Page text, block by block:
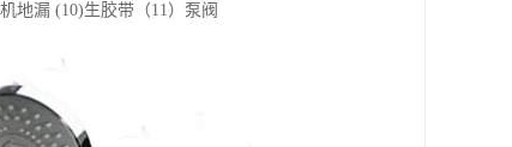
地漏 (10)生胶带（11）泵阀